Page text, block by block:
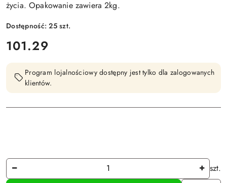
życia. Opakowanie zawiera 2kg.
Dostępność:25szt.
cena:
101.29
Program lojalnościowy dostępny jest tylko dla zalogowanych
klientów.
Ilość
szt.